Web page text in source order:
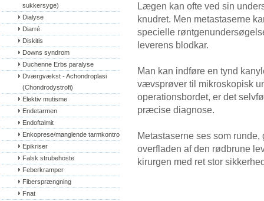
sukkersyge)
Dialyse
Diarré
Diskitis
Downs syndrom
Duchenne Erbs paralyse
Dværgvækst - Achondroplasi
(Chondrodystrofi)
Elektiv mutisme
Endetarmen
Endoftalmit
Enkoprese/manglende tarmkontrol
Epikriser
Falsk strubehoste
Feberkramper
Fibersprængning
Fnat
Lægen kan ofte ved sin
knudret. Men metastaserne
specielle
leverens blodkar.
Man kan indføre en tynd
vævsprøver til mikroskopisk
operationsbordet, er det
præcise diagnose.
Metastaserne ses som
overfladen af den rødbrune
kirurgen med ret stor